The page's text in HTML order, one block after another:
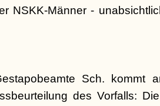
NSKK-Männer -
Sch. kommt
des Vorfalls: